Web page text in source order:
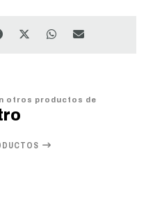
otros productos de